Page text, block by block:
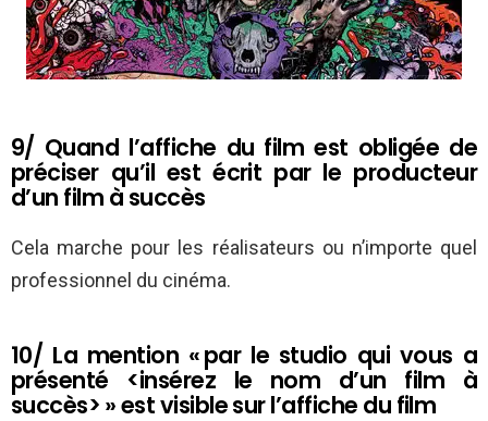
9/ Quand l’affiche du film est obligée de
préciser qu’il est écrit par le producteur
d’un film à succès
Cela marche pour les réalisateurs ou n’importe quel
professionnel du cinéma.
10/ La mention « par le studio qui vous a
présenté <insérez le nom d’un film à
succès> » est visible sur l’affiche du film